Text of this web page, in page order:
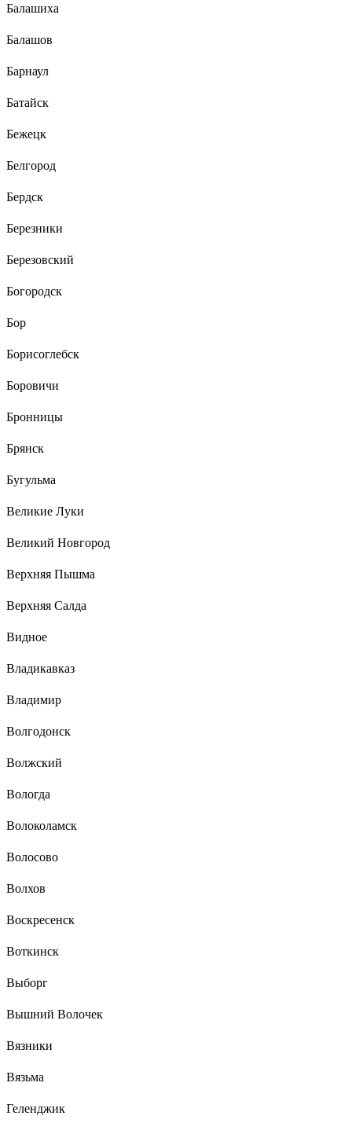
Балашиха
Балашов
Барнаул
Батайск
Бежецк
Белгород
Бердск
Березники
Березовский
Богородск
Бор
Борисоглебск
Боровичи
Бронницы
Брянск
Бугульма
Великие Луки
Великий Новгород
Верхняя Пышма
Верхняя Салда
Видное
Владикавказ
Владимир
Волгодонск
Волжский
Вологда
Волоколамск
Волосово
Волхов
Воскресенск
Воткинск
Выборг
Вышний Волочек
Вязники
Вязьма
Геленджик